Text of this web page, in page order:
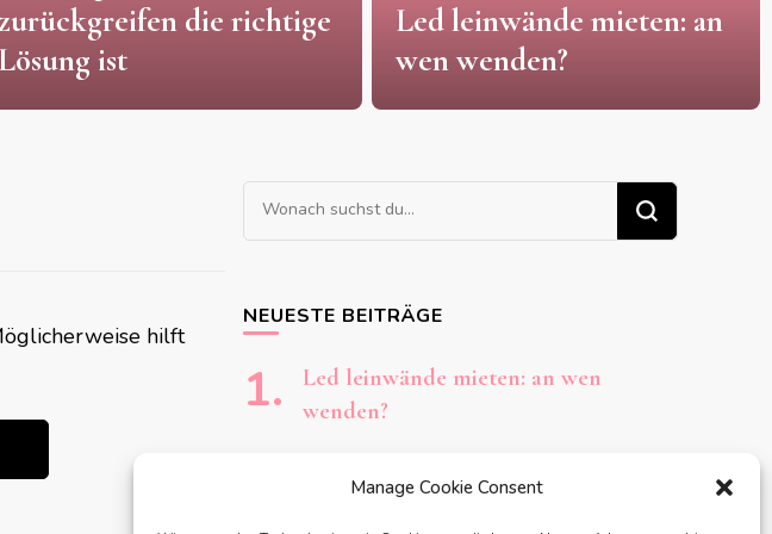
Manage Cookie Consent
Led leinwände mieten: an
wen wenden?
Psychologische
in Bozen: an wen
hilft
Suchst
du
NEUESTE BEITRÄGE
Led leinwände mieten: an wen
wenden?
Psychologische Gutachten in Bozen:
an wen wenden?